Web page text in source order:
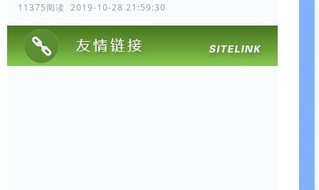
11375阅读 2019-10-28 21:59:30